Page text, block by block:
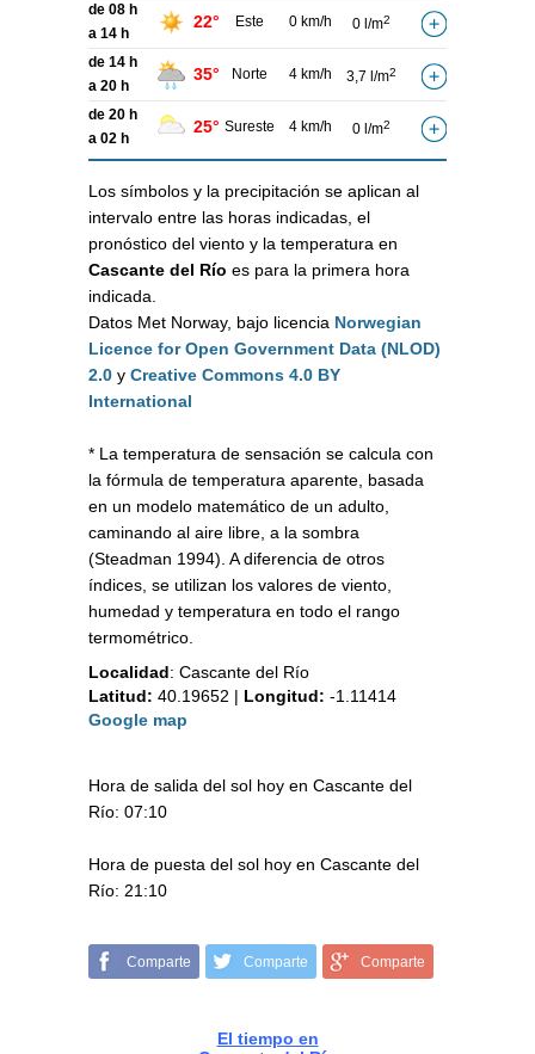
de 08 h
a 14 h
22° Este 0 km/h 0 l/m2
de 14 h
a 20 h
35° Norte 4 km/h 3,7 l/m2
de 20 h
a 02 h
25° Sureste 4 km/h 0 l/m2
Los símbolos y la precipitación se aplican al
intervalo entre las horas indicadas, el
pronóstico del viento y la temperatura en
Cascante del Río es para la primera hora
indicada.
Datos Met Norway, bajo licencia Norwegian
Licence for Open Government Data (NLOD)
2.0 y Creative Commons 4.0 BY
International
* La temperatura de sensación se calcula con
la fórmula de temperatura aparente, basada
en un modelo matemático de un adulto,
caminando al aire libre, a la sombra
(Steadman 1994). A diferencia de otros
índices, se utilizan los valores de viento,
humedad y temperatura en todo el rango
termométrico.
Localidad: Cascante del Río
Latitud: 40.19652 | Longitud: -1.11414
Google map
Hora de salida del sol hoy en Cascante del
Río: 07:10
Hora de puesta del sol hoy en Cascante del
Río: 21:10
Comparte Comparte Comparte
El tiempo en